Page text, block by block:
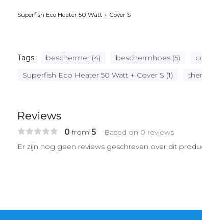
Superfish Eco Heater 50 Watt + Cover S
Tags: beschermer (4) beschermhoes (5)
Superfish Eco Heater 50 Watt + Cover S (1)
Reviews
0 from 5 Based on 0 reviews
Er zijn nog geen reviews geschreven over dit